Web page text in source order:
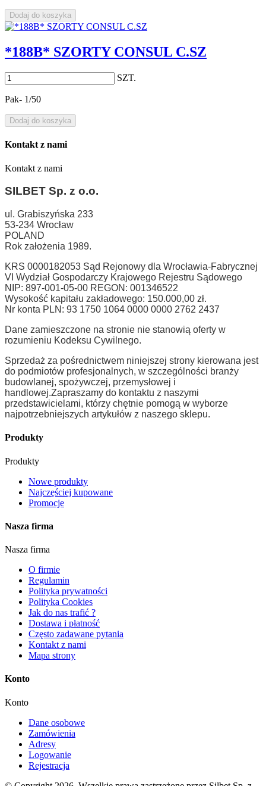
Dodaj do koszyka
*188B* SZORTY CONSUL C.SZ
SZT.
Pak- 1/50
Dodaj do koszyka
Kontakt z nami
Kontakt z nami
SILBET Sp. z o.o.
ul. Grabiszyńska 233
53-234 Wrocław
POLAND
Rok założenia 1989.
KRS 0000182053 Sąd Rejonowy dla Wrocławia-Fabrycznej
VI Wydział Gospodarczy Krajowego Rejestru Sądowego
NIP: 897-001-05-00 REGON: 001346522
Wysokość kapitału zakładowego: 150.000,00 zł.
Nr konta PLN: 93 1750 1064 0000 0000 2762 2437
Dane zamieszczone na stronie nie stanowią oferty w
rozumieniu Kodeksu Cywilnego.
Sprzedaż za pośrednictwem niniejszej strony kierowana jest
do podmiotów profesjonalnych, w szczególności branży
budowlanej, spożywczej, przemysłowej i
handlowej.Zapraszamy do kontaktu z naszymi
przedstawicielami, którzy chętnie pomogą w wyborze
najpotrzebniejszych artykułów z naszego sklepu.
Produkty
Produkty
Nowe produkty
Najczęściej kupowane
Promocje
Nasza firma
Nasza firma
O firmie
Regulamin
Polityka prywatności
Polityka Cookies
Jak do nas trafić ?
Dostawa i płatność
Często zadawane pytania
Kontakt z nami
Mapa strony
Konto
Konto
Dane osobowe
Zamówienia
Adresy
Logowanie
Rejestracja